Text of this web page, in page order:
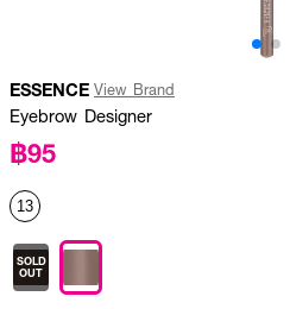
ESSENCE View Brand
Eyebrow Designer
฿95
13
SOLD
OUT